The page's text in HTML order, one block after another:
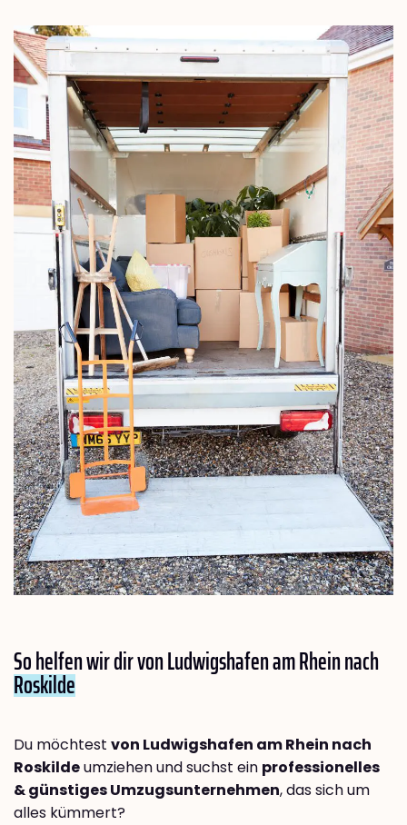
So helfen wir dir von Ludwigshafen am Rhein nach
Roskilde
Du möchtest von Ludwigshafen am Rhein nach
Roskildeumziehen und suchst ein professionelles
& günstiges Umzugsunternehmen, das sich um
alles kümmert?